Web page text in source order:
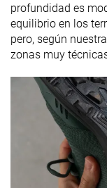
profundidad es
equilibrio en los
pero, según
zonas muy